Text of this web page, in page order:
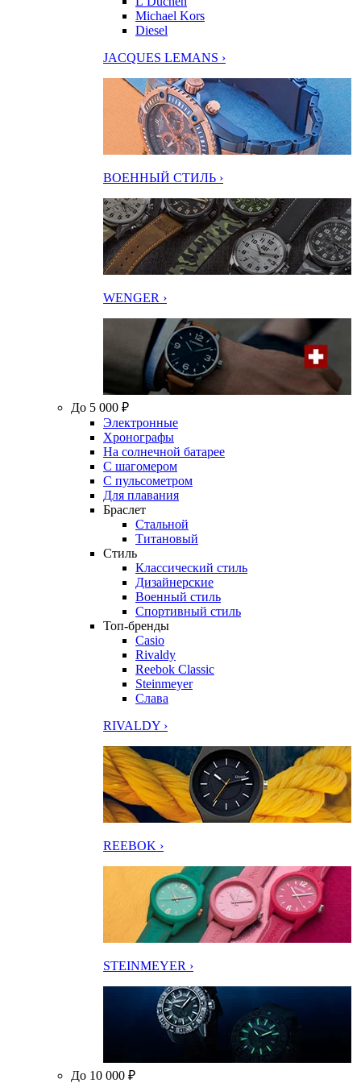
Michael Kors
Diesel
JACQUES LEMANS ›
ВОЕННЫЙ СТИЛЬ ›
WENGER ›
До 5 000 ₽
Электронные
Хронографы
На солнечной батарее
С шагомером
С пульсометром
Для плавания
Браслет
Стальной
Титановый
Стиль
Классический стиль
Дизайнерские
Военный стиль
Спортивный стиль
Топ-бренды
Casio
Rivaldy
Reebok Classic
Steinmeyer
Слава
RIVALDY ›
REEBOK ›
STEINMEYER ›
До 10 000 ₽